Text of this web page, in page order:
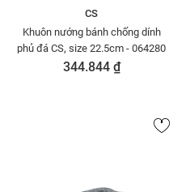
CS
Khuôn nướng bánh chống dính
phủ đá CS, size 22.5cm - 064280
344.844 ₫